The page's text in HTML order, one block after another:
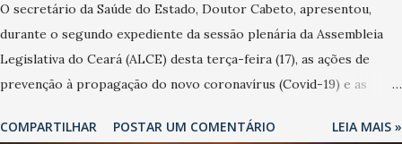
O secretário da Saúde do Estado, Doutor Cabeto, apresentou,
durante o segundo expediente da sessão plenária da Assembleia
Legislativa do Ceará (ALCE) desta terça-feira (17), as ações de
prevenção à propagação do novo coronavírus (Covid-19) e as
da pandemia e atendimento aos enfermos. O secretário informou
COMPARTILHAR POSTAR UM COMENTÁRIO LEIA MAIS »